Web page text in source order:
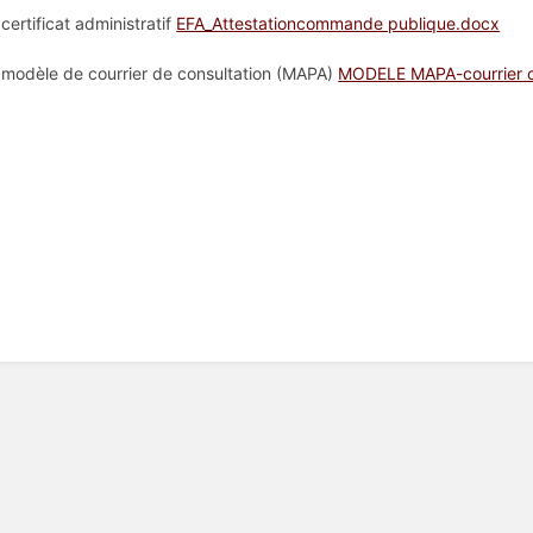
administratif EFA_Attestationcommande publique.docx
de courrier de consultation (MAPA) MODELE MAPA-courrier